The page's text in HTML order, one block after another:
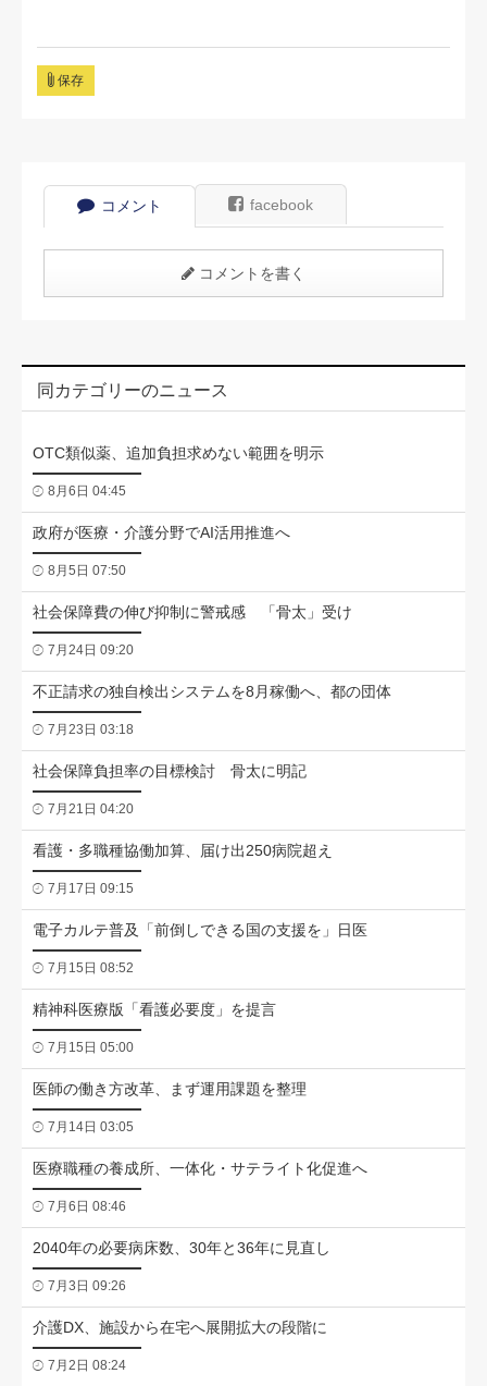
保存
コメント facebook
コメントを書く
同カテゴリーのニュース
OTC類似薬、追加負担求めない範囲を明示
8月6日 04:45
政府が医療・介護分野でAI活用推進へ
8月5日 07:50
社会保障費の伸び抑制に警戒感 「骨太」受け
7月24日 09:20
不正請求の独自検出システムを8月稼働へ、都の団体
7月23日 03:18
社会保障負担率の目標検討 骨太に明記
7月21日 04:20
看護・多職種協働加算、届け出250病院超え
7月17日 09:15
電子カルテ普及「前倒しできる国の支援を」日医
7月15日 08:52
精神科医療版「看護必要度」を提言
7月15日 05:00
医師の働き方改革、まず運用課題を整理
7月14日 03:05
医療職種の養成所、一体化・サテライト化促進へ
7月6日 08:46
2040年の必要病床数、30年と36年に見直し
7月3日 09:26
介護DX、施設から在宅へ展開拡大の段階に
7月2日 08:24